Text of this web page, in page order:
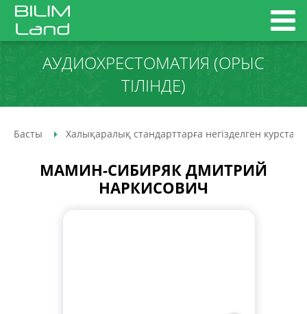
АУДИО­ХРЕСТОМАТИЯ (ОРЫС
ТІЛІНДЕ)
Басты Халықаралық стандарттарға негізделген курстар
МАМИН-СИБИРЯК ДМИТРИЙ
НАРКИСОВИЧ